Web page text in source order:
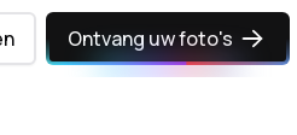
Ontvang uw foto's